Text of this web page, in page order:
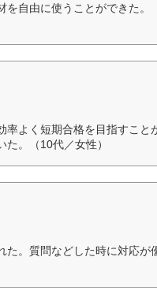
を自由に使うことができた。
率よく短期合格を目指すこと
。（10代／女性）
。質問などした時に対応が